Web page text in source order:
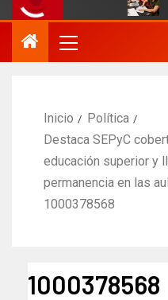
Inicio
Política
Destaca SEPyC
educación superior y
permanencia en las
1000378568
1000378568